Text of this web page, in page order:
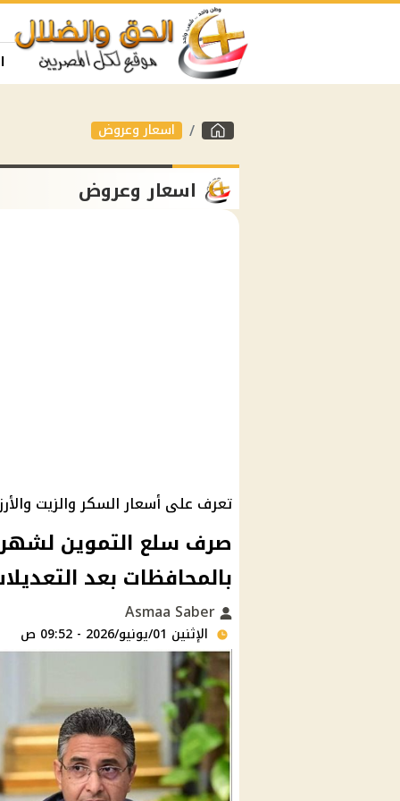
اسعار وعروض
اسعار وعروض
تعرف على أسعار السكر والزيت
بالمحافظات بعد
الإثنين 01/يونيو/2026 - 09:52 ص